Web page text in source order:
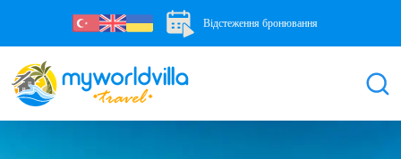
Відстеження бронювання